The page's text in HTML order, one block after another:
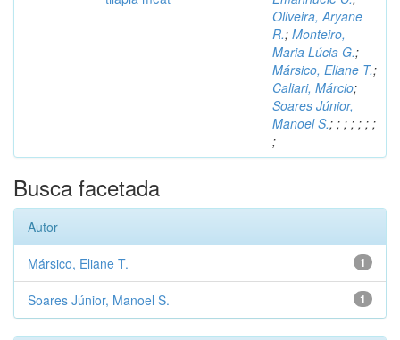
Oliveira, Aryane
R.; Monteiro,
Maria Lúcia G.;
Mársico, Eliane T.;
Caliari, Márcio;
Soares Júnior,
Manoel S.; ; ; ; ; ; ;
;
Busca facetada
Autor
1
Mársico, Eliane T.
1
Soares Júnior, Manoel S.